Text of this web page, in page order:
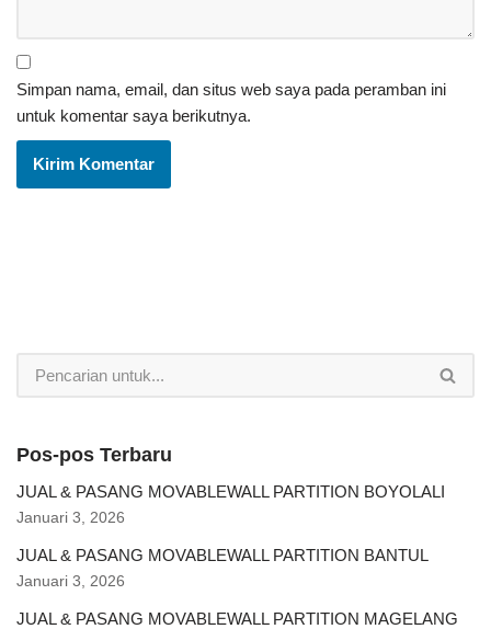
Simpan nama, email, dan situs web saya pada peramban ini
untuk komentar saya berikutnya.
Pos-pos Terbaru
JUAL & PASANG MOVABLEWALL PARTITION BOYOLALI
Januari 3, 2026
JUAL & PASANG MOVABLEWALL PARTITION BANTUL
Januari 3, 2026
JUAL & PASANG MOVABLEWALL PARTITION MAGELANG